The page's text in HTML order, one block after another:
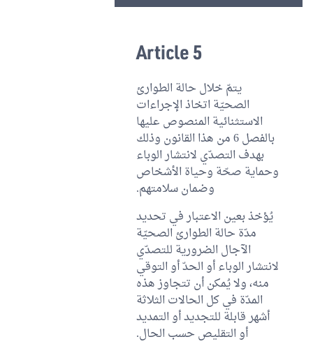
Article 5
يتمّ خلال حالة الطوارئ
الصحيّة اتخاذ الإجراءات
الاستثنائية المنصوص عليها
بالفصل 6 من هذا القانون وذلك
بهدف التصدّي لانتشار الوباء
وحماية صحّة وحياة الأشخاص
وضمان سلامتهم.
يُؤخذ بعين الاعتبار في تحديد
مدّة حالة الطوارئ الصحيّة
الآجال الضرورية للتصدّي
لانتشار الوباء أو الحدّ أو التوقي
منه، ولا يُمكن أن تتجاوز هذه
المدّة في كل الحالات الثلاثة
أشهر قابلة للتجديد أو التمديد
أو التقليص حسب الحال.